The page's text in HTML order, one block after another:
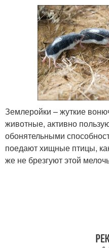
Землеройки – жуткие
животные, активно
обонятельными
поедают хищные птицы,
же не брезгуют этой